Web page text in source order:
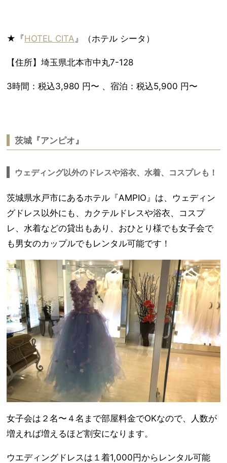
★『HOTEL CITA』（ホテル シータ）
【住所】埼玉県北本市中丸7-128
3時間：税込3,980 円〜 、宿泊：税込5,900 円〜
茨城『アンピオ』
ウェディング以外のドレスや浴衣、水着、コスプレも！
茨城県水戸市にあるホテル『AMPIO』は、ウェディン
グドレス以外にも、カクテルドレスや浴衣、コスプ
レ、水着などの貸出もあり、おひとり様でも女子会で
も男女のカップルでもレンタル可能です！
女子会は２名〜４名まで部屋料金でOKなので、人数が
増えれば増えるほど割安になります。
ウエディングドレスは１着1,000円からレンタル可能